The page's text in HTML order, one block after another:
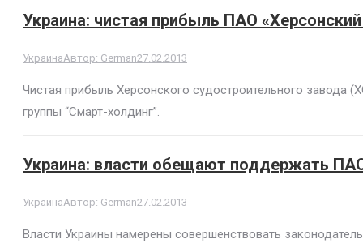
Украина: чистая прибыль ПАО
УкраинаАвтор: German27.02.2013
Чистая прибыль Херсонского судостроительного завода
группы “Смарт-холдинг”.
Украина: власти обещают поддержать
УкраинаАвтор: German27.02.2013
Власти Украины намерены совершенствовать